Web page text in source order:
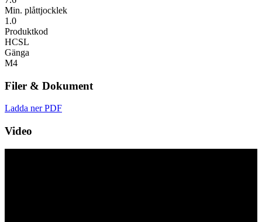
Min. plåttjocklek
1.0
Produktkod
HCSL
Gänga
M4
Filer & Dokument
Ladda ner PDF
Video